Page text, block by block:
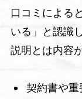
口コミによる
いる」と認識
説明とは内容
契約書や重